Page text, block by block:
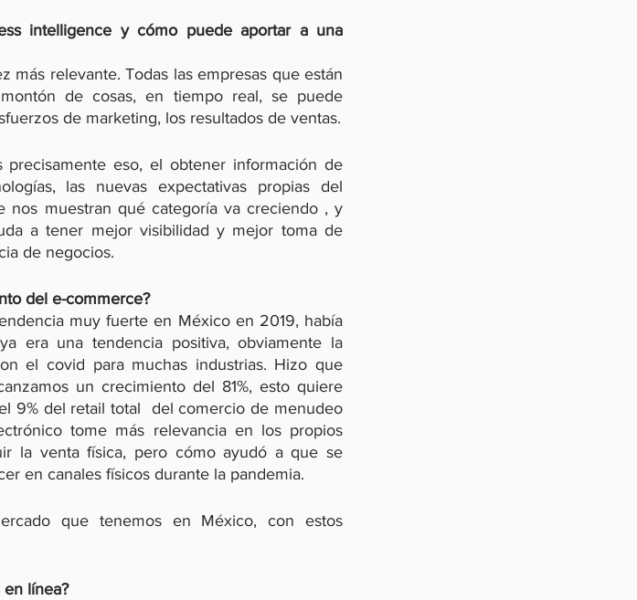
intelligence y cómo puede aportar a una
más relevante. Todas las empresas que están
de cosas, en tiempo real, se puede
eso, el obtener información de
las nuevas expectativas propias del
nos muestran qué categoría va creciendo , y
a tener mejor visibilidad y mejor toma de
de negocios.
del e-commerce?
muy fuerte en México en 2019, había
era una tendencia positiva, obviamente la
el covid para muchas industrias. Hizo que
un crecimiento del 81%, esto quiere
9% del retail total  del comercio de menudeo
tome más relevancia en los propios
la venta física, pero cómo ayudó a que se
en canales físicos durante la pandemia.
que tenemos en México, con estos
línea?